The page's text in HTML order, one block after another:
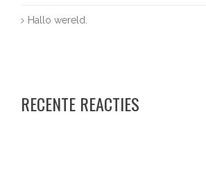
Hallo wereld.
RECENTE REACTIES